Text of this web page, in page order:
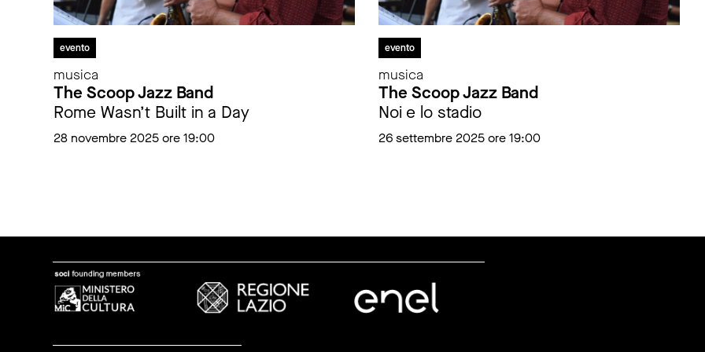
evento
musica
The Scoop Jazz Band
Rome Wasn’t Built in a Day
28 novembre 2025 ore 19:00
evento
musica
The Scoop Jazz Band
Noi e lo stadio
26 settembre 2025 ore 19:00